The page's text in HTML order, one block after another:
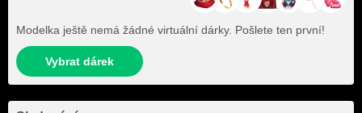
Modelka ještě nemá žádné virtuální dárky. Pošlete ten první!
Vybrat dárek